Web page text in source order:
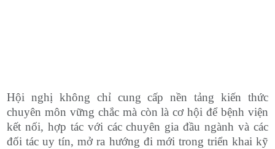
Hội nghị không chỉ cung cấp nền tảng kiến thức
chuyên môn vững chắc mà còn là cơ hội để bệnh viện
kết nối, hợp tác với các chuyên gia đầu ngành và các
đối tác uy tín, mở ra hướng đi mới trong triển khai kỹ